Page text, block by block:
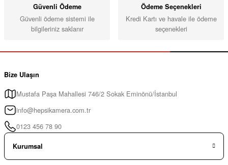
Güvenli Ödeme
Güvenli ödeme sistemi ile
bilgileriniz saklanır
Ödeme Seçenekleri
Kredi Kartı ve havale ile ödeme
seçenekleri
Bize Ulaşın
Mustafa Paşa Mahallesi 746/2 Sokak Eminönü/İstanbul
info@hepsikamera.com.tr
0123 456 78 90
Kurumsal